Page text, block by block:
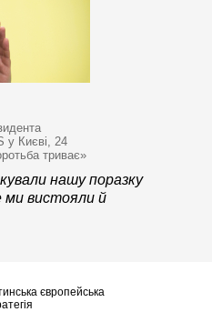
у Києві, 24
триває»
нашу поразку
ми вистояли й
європейська